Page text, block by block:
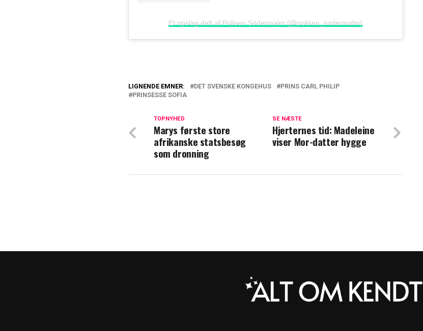
Et opslag delt af Polisen Södermalm (@polisen_sodermalm)
Mor før prinsesse: Sofia bliver hjemme fra årets
Trist melding fra det svenske kongehus
LIGNENDE EMNER: DET SVENSKE KONGEHUS
PRINS CARL PHILIP
PRINSESSE SOFIA
SE NÆSTE
Hjerternes tid: Madeleine
viser Mor-datter hygge
TOPNYHED
Marys første store
afrikanske statsbesøg
som dronning